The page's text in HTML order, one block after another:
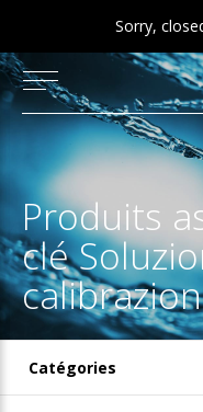
Sorry,
Produits
clé
Catégories